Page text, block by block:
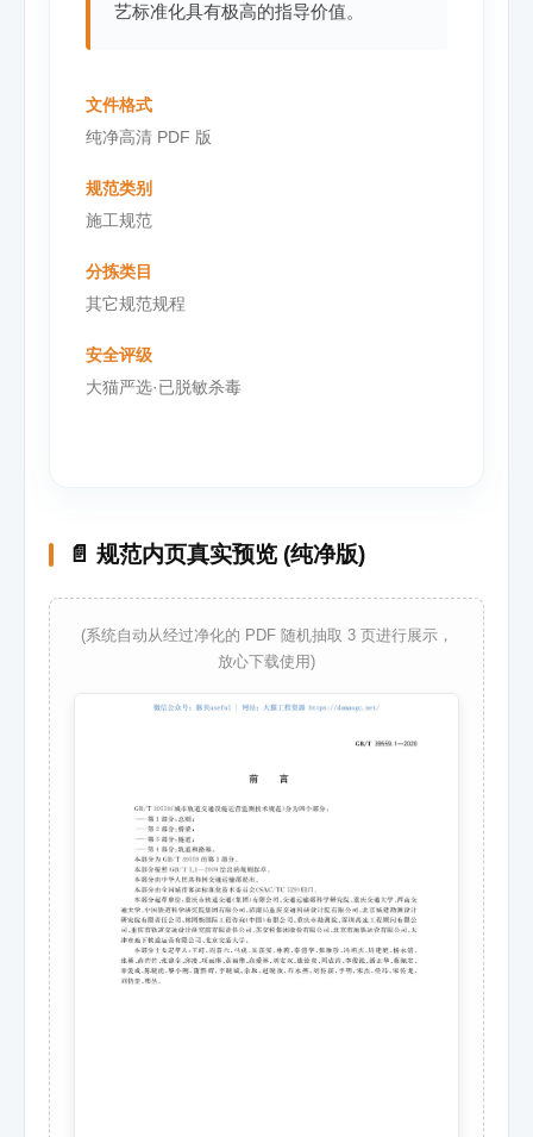
艺标准化具有极高的指导价值。
文件格式
纯净高清 PDF 版
规范类别
施工规范
分拣类目
其它规范规程
安全评级
大猫严选·已脱敏杀毒
📄 规范内页真实预览 (纯净版)
(系统自动从经过净化的 PDF 随机抽取 3 页进行展示，
放心下载使用)